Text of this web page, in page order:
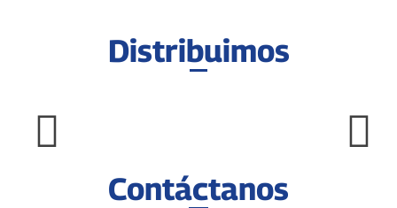
Distribuimos
Contáctanos